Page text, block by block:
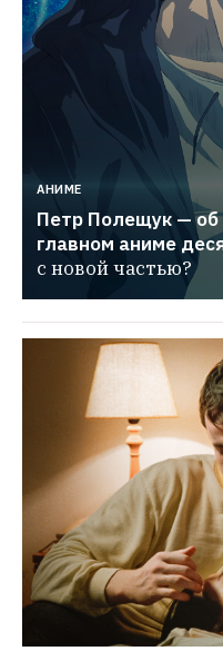
АНИМЕ
Петр Полещук — об
главном аниме
с новой частью?